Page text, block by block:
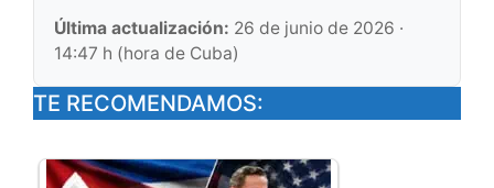
Última actualización: 26 de junio de 2026 ·
14:47 h (hora de Cuba)
TE RECOMENDAMOS: